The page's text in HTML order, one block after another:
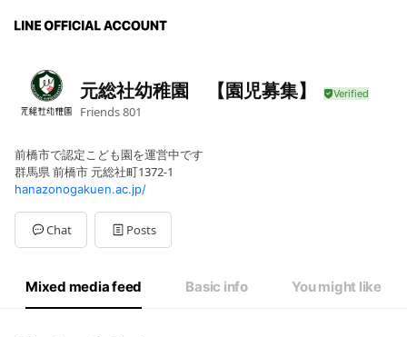
元総社幼稚園 【園児募集】
Friends801
前橋市で認定こども園を運営中です
群馬県 前橋市 元総社町1372-1
hanazonogakuen.ac.jp/
Chat Posts
Mixed media feed Basic info You might like